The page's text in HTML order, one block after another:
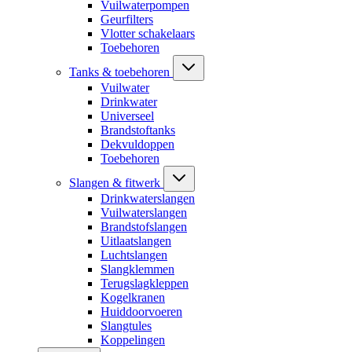
Vuilwaterpompen
Geurfilters
Vlotter schakelaars
Toebehoren
Tanks & toebehoren
Vuilwater
Drinkwater
Universeel
Brandstoftanks
Dekvuldoppen
Toebehoren
Slangen & fitwerk
Drinkwaterslangen
Vuilwaterslangen
Brandstofslangen
Uitlaatslangen
Luchtslangen
Slangklemmen
Terugslagkleppen
Kogelkranen
Huiddoorvoeren
Slangtules
Koppelingen